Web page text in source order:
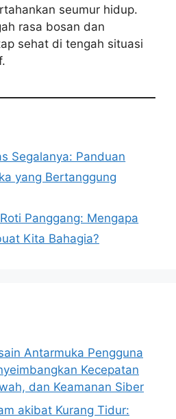
seumur hidup.
rasa bosan dan
sehat di tengah situasi
Segalanya: Panduan
yang Bertanggung
Panggang: Mengapa
Kita Bahagia?
Antarmuka Pengguna
Kecepatan
dan Keamanan Siber
akibat Kurang Tidur: